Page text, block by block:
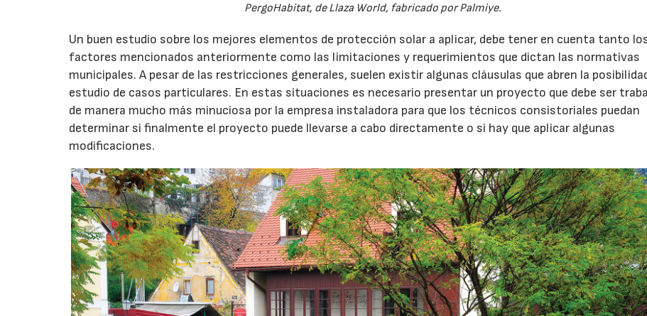
PergoHabitat, de Llaza World, fabricado por Palmiye.
Un buen estudio sobre los mejores elementos de protección solar a aplicar, debe tener en cuenta tanto
factores mencionados anteriormente como las limitaciones y requerimientos que dictan las normativas
municipales. A pesar de las restricciones generales, suelen existir algunas cláusulas que abren la
estudio de casos particulares. En estas situaciones es necesario presentar un proyecto que debe ser
de manera mucho más minuciosa por la empresa instaladora para que los técnicos consistoriales puedan
determinar si finalmente el proyecto puede llevarse a cabo directamente o si hay que aplicar algunas
modificaciones.